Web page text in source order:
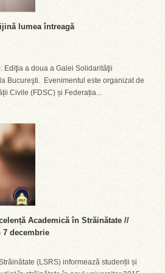
lumea întreagă
Ediţia a doua a Galei Solidarităţii
Bucureşti. Evenimentul este organizat de
Civile (FDSC) și Federația...
Academică în Străinătate //
decembrie
(LSRS) informează studenții și